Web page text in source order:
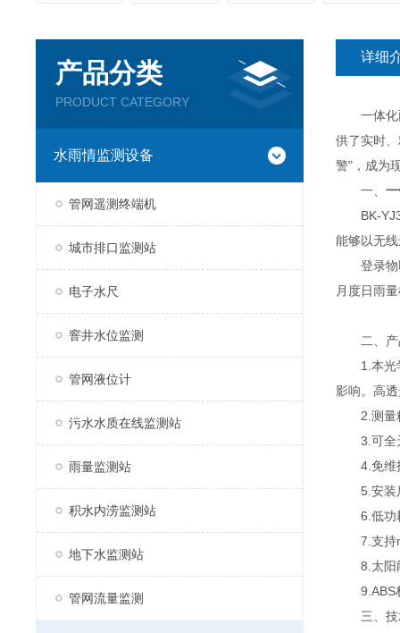
产品分类
PRODUCT CATEGORY
水雨情监测设备
管网遥测终端机
城市排口监测站
电子水尺
窨井水位监测
管网液位计
污水水质在线监测站
雨量监测站
积水内涝监测站
地下水监测站
管网流量监测
详细
一体化雨
供了实时
警"，成为
一、
BK-
能够以无
登录物联
月度日雨
二、产
1.本光学
影响。高
2.测量精
3.可全天
4.免维护
5.安装后
6.低功耗
7.支持
8.太阳能
9.ABS材
三、技